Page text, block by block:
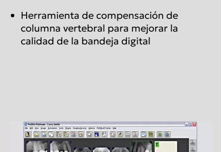
Herramienta de compensación de
columna vertebral para mejorar la
calidad de la bandeja digital